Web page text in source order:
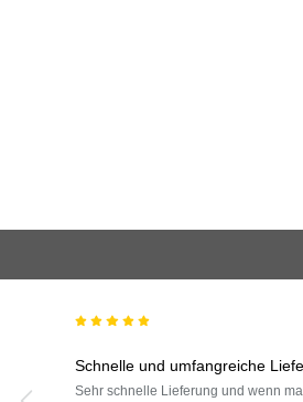
Schnelle und umfangreiche
Sehr schnelle Lieferung und wenn